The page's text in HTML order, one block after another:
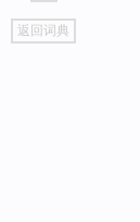
go
top
返回词典